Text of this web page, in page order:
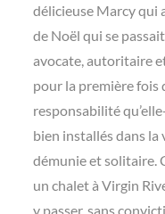
délicieuse Marcy qui
de Noël qui se
avocate, autoritaire
pour la première fois
responsabilité
bien installés dans
démunie et solitaire.
un chalet à Virgin
y passer, sans